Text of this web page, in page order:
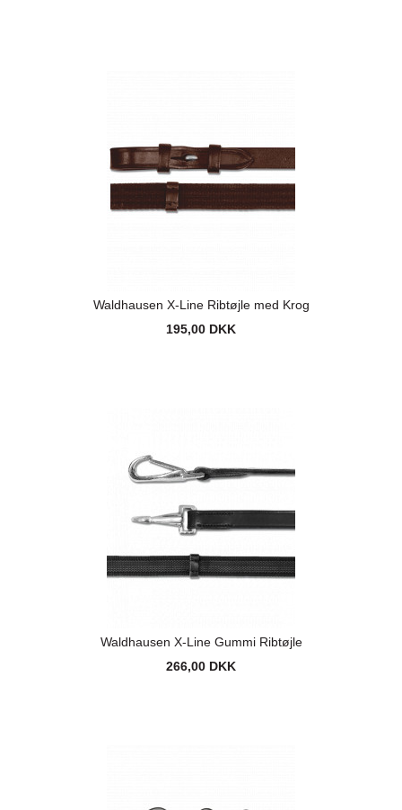
Waldhausen X-Line Ribtøjle med Krog
195,00 DKK
Waldhausen X-Line Gummi Ribtøjle
266,00 DKK